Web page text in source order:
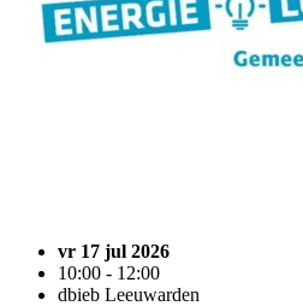
vr 17 jul 2026
10:00 - 12:00
dbieb Leeuwarden